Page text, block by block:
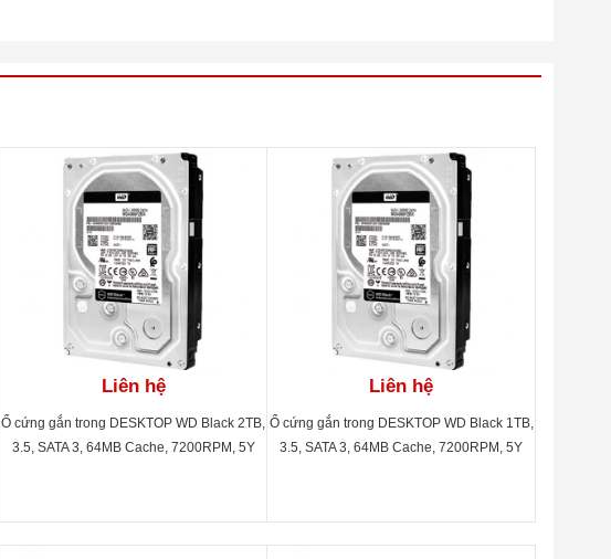
Liên hệ
Ổ cứng gắn trong DESKTOP WD Black 2TB,
3.5, SATA 3, 64MB Cache, 7200RPM, 5Y
Liên hệ
Ổ cứng gắn trong DESKTOP WD Black 1TB,
3.5, SATA 3, 64MB Cache, 7200RPM, 5Y